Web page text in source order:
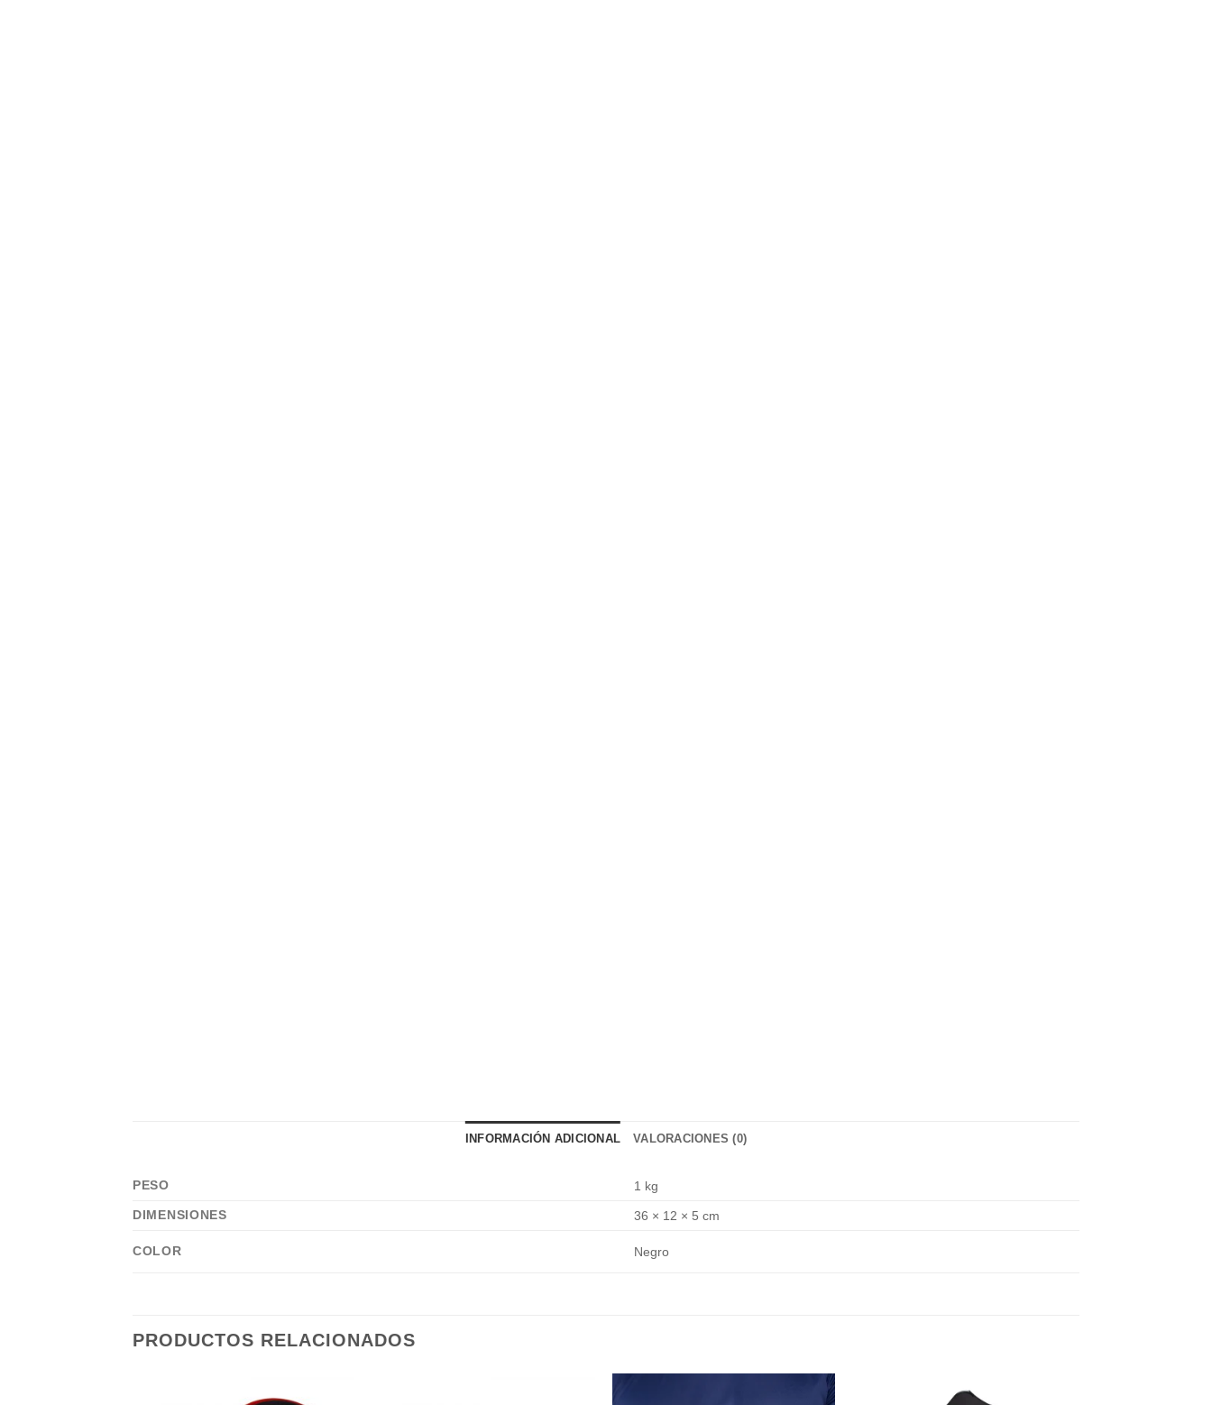
INFORMACIÓN ADICIONAL VALORACIONES (0)
PESO
1 kg
DIMENSIONES
36 × 12 × 5 cm
COLOR Negro
PRODUCTOS RELACIONADOS